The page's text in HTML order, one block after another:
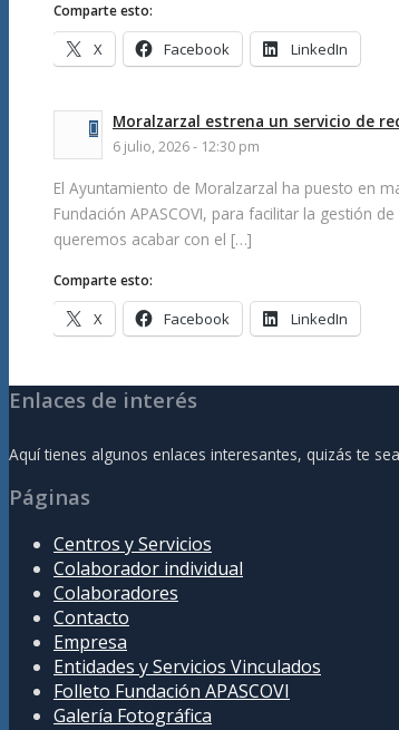
Comparte esto:
X Facebook LinkedIn
Moralzarzal estrena un servicio de
6 julio, 2026 - 12:30 pm
El Ayuntamiento de Moralzarzal ha puesto en
Fundación APASCOVI, para facilitar la gestión
queremos acabar con el […]
Comparte esto:
X Facebook LinkedIn
Enlaces de interés
Aquí tienes algunos enlaces interesantes, quizás te
Páginas
Centros y Servicios
Colaborador individual
Colaboradores
Contacto
Empresa
Entidades y Servicios Vinculados
Folleto Fundación APASCOVI
Galería Fotográfica